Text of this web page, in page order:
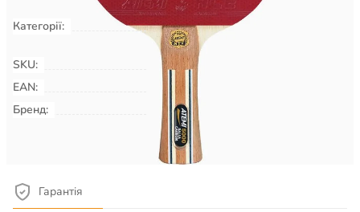
Категорії: Настільний теніс
настільного тенісу
SKU:
00000130
EAN:
Бренд:
ATEMI
Гарантія